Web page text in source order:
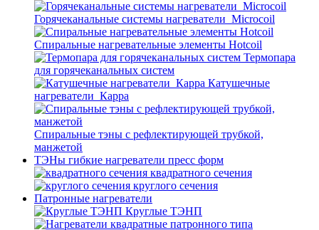
Горячеканальные системы нагреватели_Microcoil
Спиральные нагревательные элементы Hotcoil
Термопара
для горячеканальных систем
Катушечные
нагреватели_Карра
Спиральные тэны с рефлектирующей трубкой,
манжетой
ТЭНы гибкие нагреватели пресс форм
квадратного сечения
круглого сечения
Патронные нагреватели
Круглые ТЭНП